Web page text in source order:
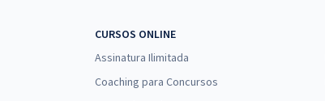
CURSOS ONLINE
Assinatura Ilimitada
Coaching para Concursos